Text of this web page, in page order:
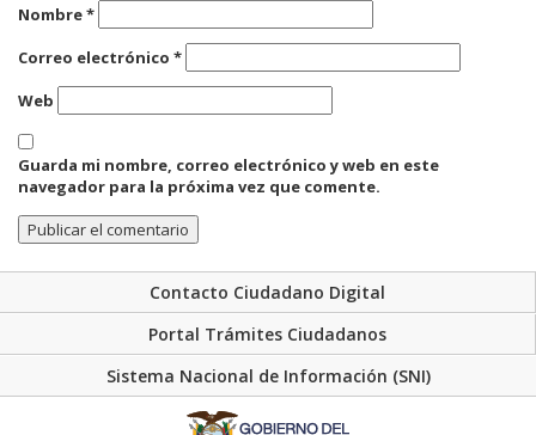
Nombre*
Correo electrónico *
Web
Guarda mi nombre, correo electrónico y web en este
navegador para la próxima vez que comente.
Contacto Ciudadano Digital
Portal Trámites Ciudadanos
Sistema Nacional de Información (SNI)